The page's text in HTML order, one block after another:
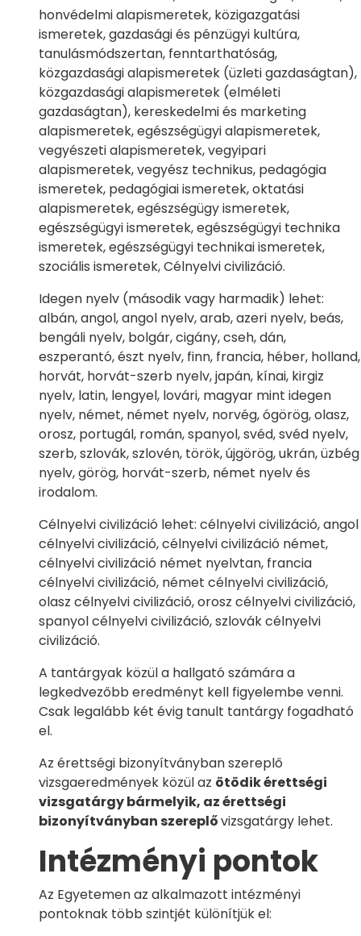
honvédelmi alapismeretek, közigazgatási
ismeretek, gazdasági és pénzügyi kultúra,
tanulásmódszertan, fenntarthatóság,
közgazdasági alapismeretek (üzleti gazdaságtan),
közgazdasági alapismeretek (elméleti
gazdaságtan), kereskedelmi és marketing
alapismeretek, egészségügyi alapismeretek,
vegyészeti alapismeretek, vegyipari
alapismeretek, vegyész technikus, pedagógia
ismeretek, pedagógiai ismeretek, oktatási
alapismeretek, egészségügy ismeretek,
egészségügyi ismeretek, egészségügyi technika
ismeretek, egészségügyi technikai ismeretek,
szociális ismeretek, Célnyelvi civilizáció.
Idegen nyelv (második vagy harmadik) lehet:
albán, angol, angol nyelv, arab, azeri nyelv, beás,
bengáli nyelv, bolgár, cigány, cseh, dán,
eszperantó, észt nyelv, finn, francia, héber, holland,
horvát, horvát-szerb nyelv, japán, kínai, kirgiz
nyelv, latin, lengyel, lovári, magyar mint idegen
nyelv, német, német nyelv, norvég, ógörög, olasz,
orosz, portugál, román, spanyol, svéd, svéd nyelv,
szerb, szlovák, szlovén, török, újgörög, ukrán, üzbég
nyelv, görög, horvát-szerb, német nyelv és
irodalom.
Célnyelvi civilizáció lehet: célnyelvi civilizáció, angol
célnyelvi civilizáció, célnyelvi civilizáció német,
célnyelvi civilizáció német nyelvtan, francia
célnyelvi civilizáció, német célnyelvi civilizáció,
olasz célnyelvi civilizáció, orosz célnyelvi civilizáció,
spanyol célnyelvi civilizáció, szlovák célnyelvi
civilizáció.
A tantárgyak közül a hallgató számára a
legkedvezőbb eredményt kell figyelembe venni.
Csak legalább két évig tanult tantárgy fogadható
el.
Az érettségi bizonyítványban szereplő
vizsgaeredmények közül az ötödik érettségi
vizsgatárgy bármelyik, az érettségi
bizonyítványban szereplővizsgatárgy lehet.
Intézményi pontok
Az Egyetemen az alkalmazott intézményi
pontoknak több szintjét különítjük el: